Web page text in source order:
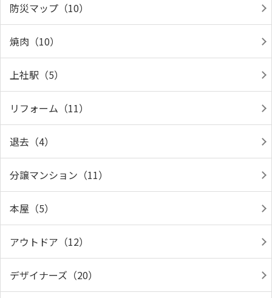
防災マップ（10）
焼肉（10）
上社駅（5）
リフォーム（11）
退去（4）
分譲マンション（11）
本屋（5）
アウトドア（12）
デザイナーズ（20）